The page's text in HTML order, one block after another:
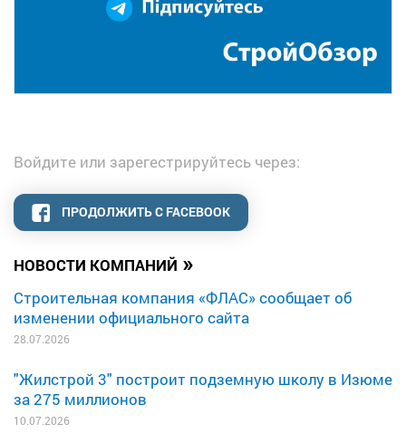
НОВОСТИ КОМПАНИЙ »
Строительная компания «ФЛАС» сообщает об
изменении официального сайта
28.07.2026
"Жилстрой 3" построит подземную школу в Изюме
за 275 миллионов
10.07.2026
Войдите или зарегестрируйтесь через:
ПРОДОЛЖИТЬ С FACEBOOK